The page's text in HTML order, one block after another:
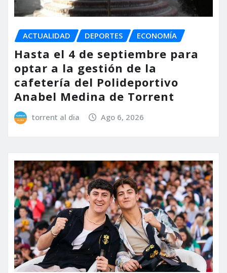
ACTUALIDAD DEPORTES ECONOMÍA
Hasta el 4 de septiembre para
optar a la gestión de la
cafetería del Polideportivo
Anabel Medina de Torrent
torrent al dia Ago 6, 2026